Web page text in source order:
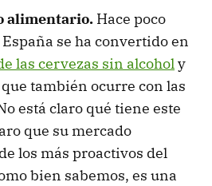
alimentario. Hace poco
se ha convertido en
las cervezas sin alcoholy
también ocurre con las
está claro qué tiene este
que su mercado
los más proactivos del
bien sabemos, es una